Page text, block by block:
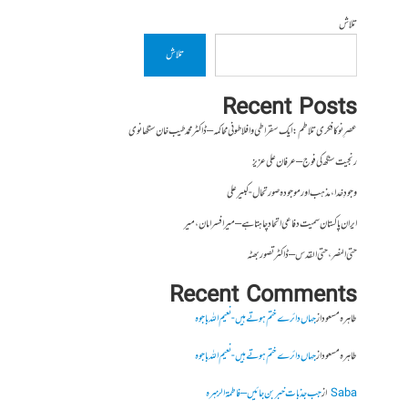
تلاش
تلاش
Recent Posts
عصرِ نو کا فکری تلاطم: ایک سقراطی و افلاطونی محاکمہ – ڈاکٹر محمد طیب خان سنگھانوی
رنجیت سنگھ کی فوج – عرفان علی عزیز
وجودِ خدا، مذہب اور موجودہ صورتحال- کبیر علی
ایران پاکستان سمیت دفاعی اتحاد چاہتا ہے – میر افسر امان،میر
حتی النصر ، حتی القدس – ڈاکٹر تصور بھٹہ
Recent Comments
طاہرہ مسعودازجہاں دائرے ختم ہوتے ہیں- نعیم اللہ باجوہ
طاہرہ مسعودازجہاں دائرے ختم ہوتے ہیں- نعیم اللہ باجوہ
Sabaازجب جذبات خبر بن جائیں – فاطمۃالزہرہ